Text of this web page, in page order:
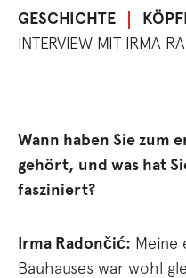
GESCHICHTE
INTERVIEW MIT IRMA
Wann haben Sie zum
gehört, und was hat
fasziniert?
Irma Radončić: Meine
Bauhauses war wohl